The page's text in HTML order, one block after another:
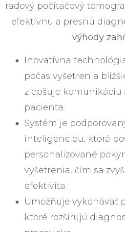
radový počítačový
efektívnu a presnú
výhody
Inovatívna
počas vyšetrenia
zlepšuje komunikáciu
pacienta.
Systém je
inteligenciou, ktorá
personalizované
vyšetrenia, čím sa
efektivita.
Umožňuje vykonávať
ktoré rozširujú